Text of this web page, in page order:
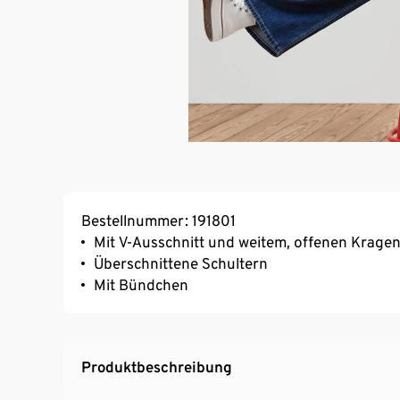
Bestellnummer: 191801
Mit V-Ausschnitt und weitem, offenen Kragen
Überschnittene Schultern
Mit Bündchen
Produktbeschreibung